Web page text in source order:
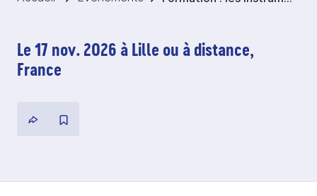
Le 17 nov. 2026 à Lille ou à distance,
France